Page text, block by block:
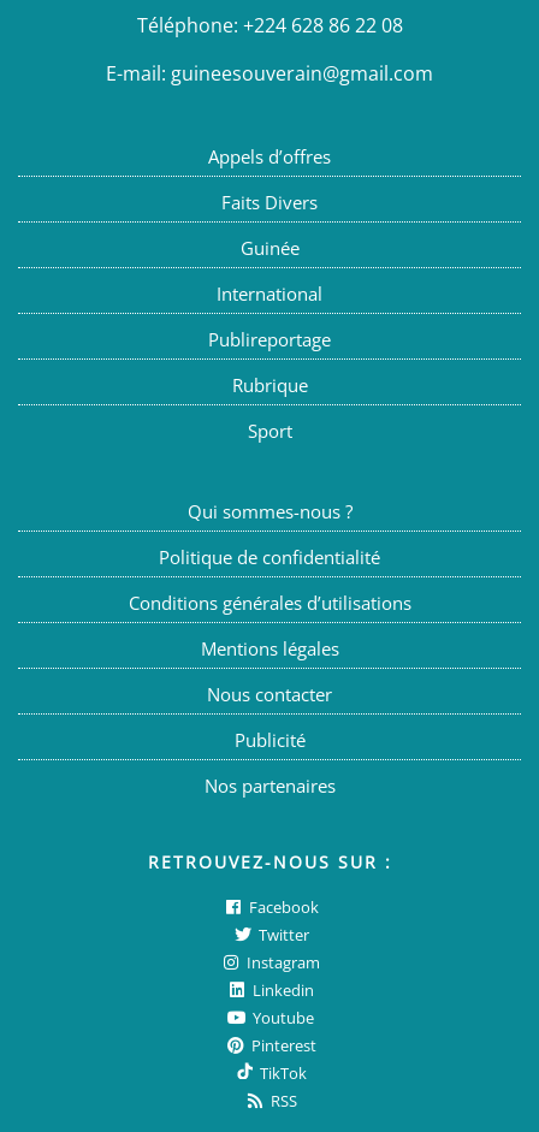
Téléphone: +224 628 86 22 08
E-mail: guineesouverain@gmail.com
Appels d’offres
Faits Divers
Guinée
International
Publireportage
Rubrique
Sport
Qui sommes-nous ?
Politique de confidentialité
Conditions générales d’utilisations
Mentions légales
Nous contacter
Publicité
Nos partenaires
RETROUVEZ-NOUS SUR :
Facebook
Twitter
Instagram
Linkedin
Youtube
Pinterest
TikTok
RSS